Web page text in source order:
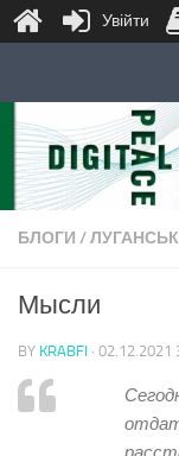
Skip to content
БЛОГИ /
Мысли
BY KRABFI · 02.12.2021
Увійти